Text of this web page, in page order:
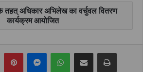
के तहत् अधिकार अभिलेख का वर्चुवल वितरण
कार्यक्रम आयोजित
LinkedInPinterestMessengerWhatsAppShare via Email Print